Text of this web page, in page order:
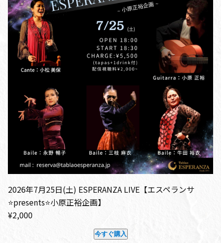
2026年7月25日(土) ESPERANZA LIVE【エスペランサ
⭐️presents⭐️小原正裕企画】
¥2,000
今すぐ購入